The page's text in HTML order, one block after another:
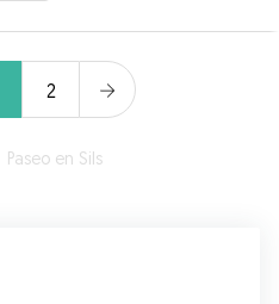
2
Paseo en Sils